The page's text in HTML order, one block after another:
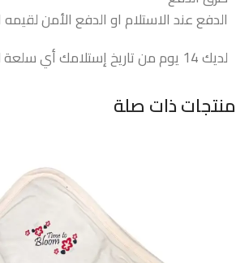
الدفع عند الاستلام او الدفع الأمن
لديك 14 يوم من تاريخ إستلامك أي سلعة لتقدم طلب استبدال او ارجاعها.
منتجات ذات صلة